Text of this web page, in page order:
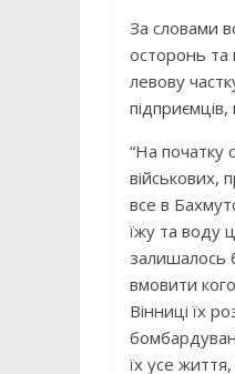
За словами
осторонь та
левову
“На початку
військових,
все в
їжу та воду
залишалось
вмовити
Вінниці їх
їх усе життя,